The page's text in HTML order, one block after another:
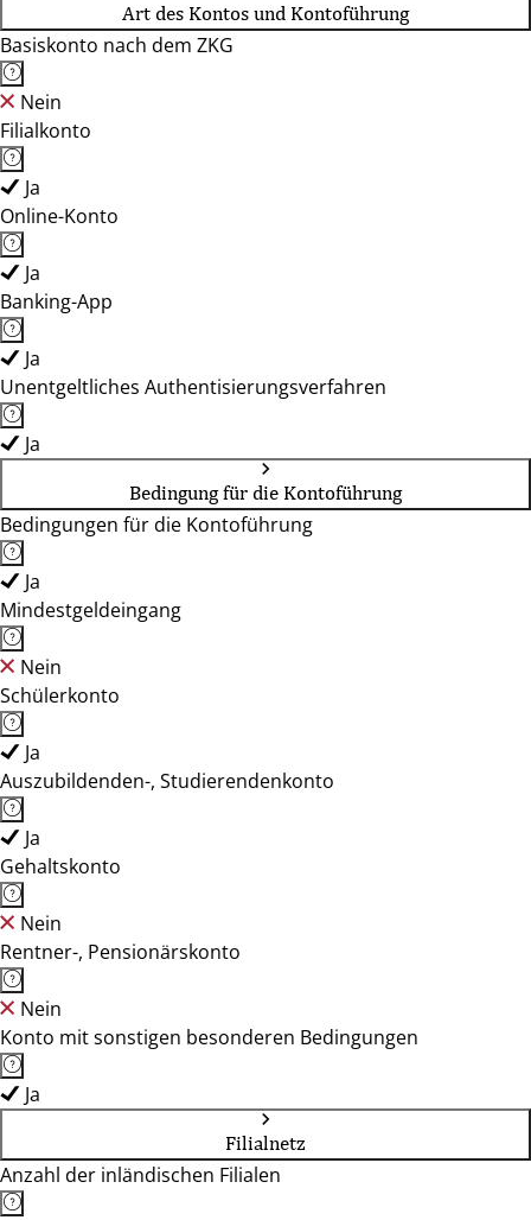
Art des Kontos und Kontoführung
Basiskonto nach dem ZKG
Nein
Filialkonto
Ja
Online-Konto
Ja
Banking-App
Ja
Unentgeltliches Authentisierungsverfahren
Ja
Bedingung für die Kontoführung
Bedingungen für die Kontoführung
Ja
Mindestgeldeingang
Nein
Schülerkonto
Ja
Auszubildenden-, Studierendenkonto
Ja
Gehaltskonto
Nein
Rentner-, Pensionärskonto
Nein
Konto mit sonstigen besonderen Bedingungen
Ja
Filialnetz
Anzahl der inländischen Filialen